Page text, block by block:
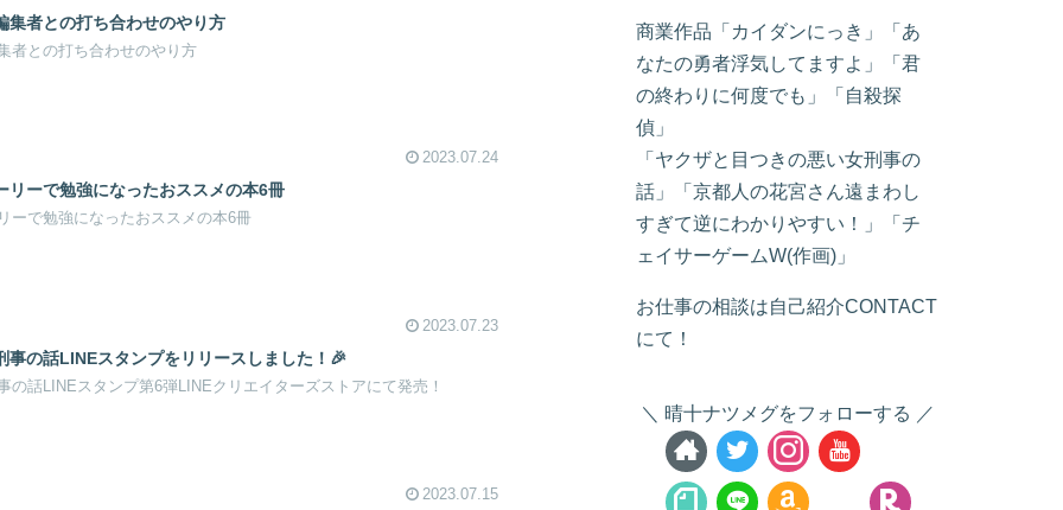
集者との打ち合わせのやり方
者との打ち合わせのやり方
2023.07.24
リーで勉強になったおススメの本6冊
ーで勉強になったおススメの本6冊
2023.07.23
事の話LINEスタンプをリリースしました！🎉
の話LINEスタンプ第6弾LINEクリエイターズストアにて発売！
2023.07.15
商業作品「カイダンにっき」「あ
なたの勇者浮気してますよ」「君
の終わりに何度でも」「自殺探
偵」
「ヤクザと目つきの悪い女刑事の
話」「京都人の花宮さん遠まわし
すぎて逆にわかりやすい！」「チ
ェイサーゲームW(作画)」
お仕事の相談は自己紹介CONTACT
にて！
晴十ナツメグをフォローする